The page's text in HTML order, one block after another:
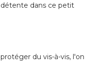
dans ce petit
du vis-à-vis, l'on